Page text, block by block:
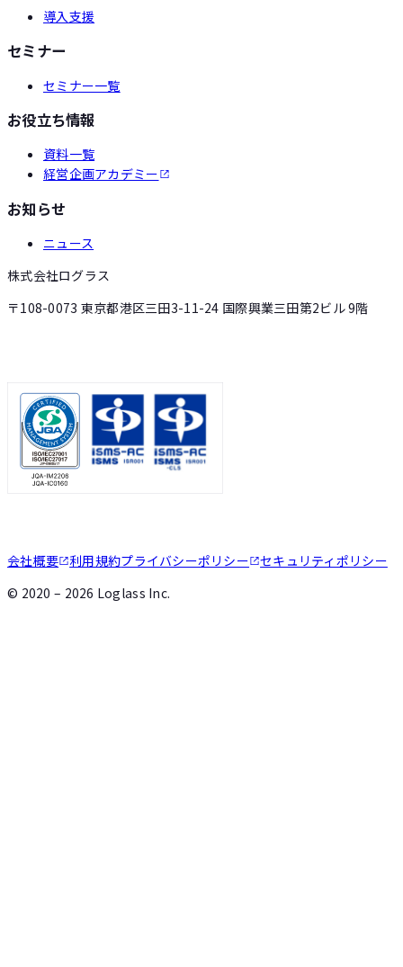
導入支援
セミナー
セミナー一覧
お役立ち情報
資料一覧
経営企画アカデミー
お知らせ
ニュース
株式会社ログラス
〒108-0073 東京都港区三田3-11-24 国際興業三田第2ビル 9階
会社概要 利用規約プライバシーポリシー
セキュリティポリシー
© 2020 – 2026 Loglass Inc.